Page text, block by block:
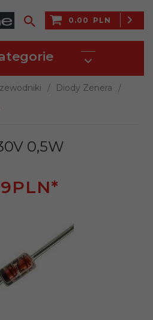
0.00 PLN
Diody Zenera
0,5W
PLN*